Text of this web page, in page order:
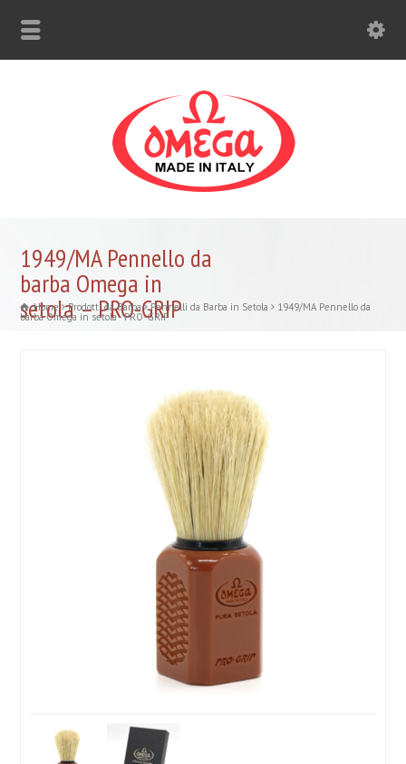
1949/MA Pennello da
barba Omega in
setola – PRO-GRIP
Home Prodotti da Barba Pennelli da Barba in Setola 1949/MA Pennello da
barba Omega in setola - PRO-GRIP